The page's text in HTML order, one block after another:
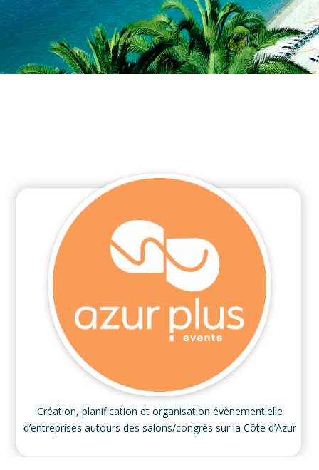
Création, planification et organisation évènementielle
d’entreprises autours des salons/congrès sur la Côte d’Azur